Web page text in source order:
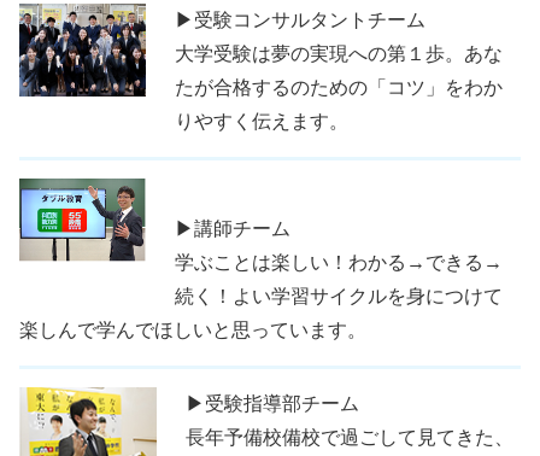
▶受験コンサルタントチーム
大学受験は夢の実現への第１歩。あな
たが合格するのための「コツ」をわか
りやすく伝えます。
▶講師チーム
学ぶことは楽しい！わかる→できる→
続く！よい学習サイクルを身につけて
楽しんで学んでほしいと思っています。
▶受験指導部チーム
長年予備校備校で過ごして見てきた、